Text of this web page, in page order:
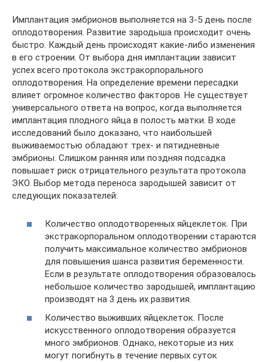
Имплантация эмбрионов выполняется на 3-5 день после
оплодотворения. Развитие зародыша происходит очень
быстро. Каждый день происходят какие-либо изменения
в его строении. От выбора дня имплантации зависит
успех всего протокола экстракорпорального
оплодотворения. На определение времени пересадки
влияет огромное количество факторов. Не существует
универсального ответа на вопрос, когда выполняется
имплантация плодного яйца в полость матки. В ходе
исследований было доказано, что наибольшей
выживаемостью обладают трех- и пятидневные
эмбрионы. Слишком ранняя или поздняя подсадка
повышает риск отрицательного результата протокола
ЭКО. Выбор метода переноса зародышей зависит от
следующих показателей:
Количество оплодотворенных яйцеклеток. При
экстракорпоральном оплодотворении стараются
получить максимальное количество эмбрионов
для повышения шанса развития беременности.
Если в результате оплодотворения образовалось
небольшое количество зародышей, имплантацию
производят на 3 день их развития.
Количество выживших яйцеклеток. После
искусственного оплодотворения образуется
много эмбрионов. Однако, некоторые из них
могут погибнуть в течение первых суток